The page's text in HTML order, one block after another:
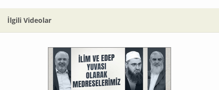
İlgili Videolar